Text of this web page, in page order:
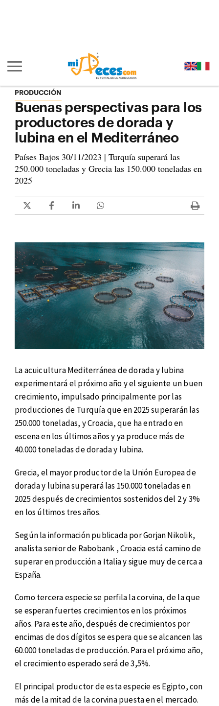
Mostrar/ocultar navegación principal
PRODUCCIÓN
Buenas perspectivas para los
productores de dorada y
lubina en el Mediterráneo
Países Bajos 30/11/2023 | Turquía superará las
250.000 toneladas y Grecia las 150.000 toneladas en
2025
La acuicultura Mediterránea de dorada y lubina
experimentará el próximo año y el siguiente un buen
crecimiento, impulsado principalmente por las
producciones de Turquía que en 2025 superarán las
250.000 toneladas, y Croacia, que ha entrado en
escena en los últimos años y ya produce más de
40.000 toneladas de dorada y lubina.
Grecia, el mayor productor de la Unión Europea de
dorada y lubina superará las 150.000 toneladas en
2025 después de crecimientos sostenidos del 2 y 3%
en los últimos tres años.
Según la información publicada por Gorjan Nikolik,
analista senior de Rabobank , Croacia está camino de
superar en producción a Italia y sigue muy de cerca a
España.
Como tercera especie se perfila la corvina, de la que
se esperan fuertes crecimientos en los próximos
años. Para este año, después de crecimientos por
encimas de dos dígitos se espera que se alcancen las
60.000 toneladas de producción. Para el próximo año,
el crecimiento esperado será de 3,5%.
El principal productor de esta especie es Egipto, con
más de la mitad de la corvina puesta en el mercado.